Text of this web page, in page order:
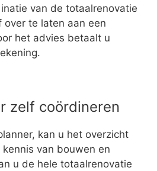
van de totaalrenovatie
over te laten aan een
het advies betaalt u
zelf coördineren
kan u het overzicht
van bouwen en
u de hele totaalrenovatie